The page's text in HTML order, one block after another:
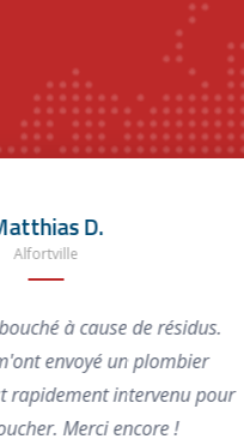
D.
cause de résidus.
un plombier
intervenu pour
encore !